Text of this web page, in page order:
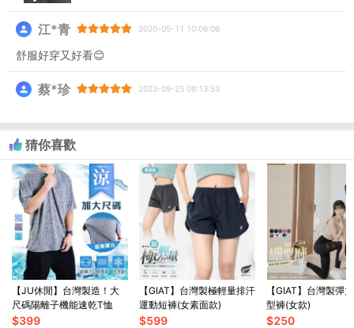
江*青 2020-05-11 10:06:06
舒服好穿又好看😊
蔡*珍 2023-09-25 09:13:53
猜你喜歡
【JU休閒】台灣製造！大
尺碼陽離子機能速乾T恤
$399
【GIAT】台灣製極輕量排汗
運動短褲(女素面款)
$599
【GIAT】台灣製彈
型褲(女款)
$250